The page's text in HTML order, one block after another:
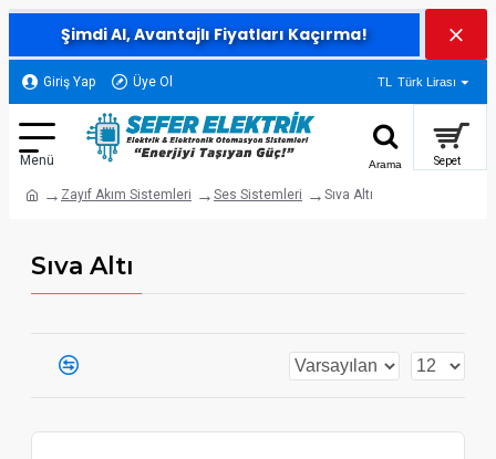
Şimdi Al, Avantajlı Fiyatları Kaçırma!
Giriş Yap Üye Ol TL Türk Lirası
Zayıf Akım Sistemleri Ses Sistemleri Sıva Altı
Sıva Altı